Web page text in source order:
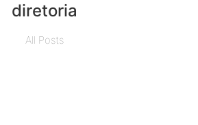
diretoria
All Posts